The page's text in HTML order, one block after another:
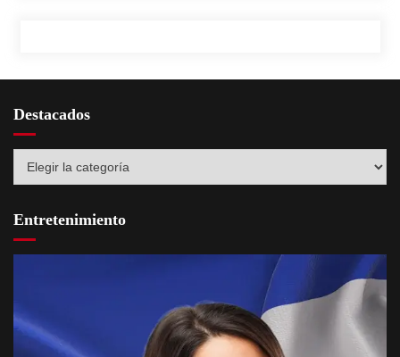
Destacados
Entretenimiento